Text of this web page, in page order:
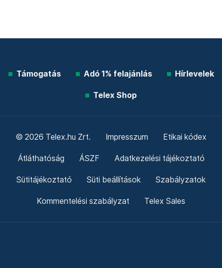
Támogatás Adó 1% felajánlás Hírlevelek
Telex Shop
© 2026 Telex.hu Zrt. Impresszum Etikai kódex
Átláthatóság ÁSZF Adatkezelési tájékoztató
Sütitájékoztató Süti beállítások Szabályzatok
Kommentelési szabályzat Telex Sales